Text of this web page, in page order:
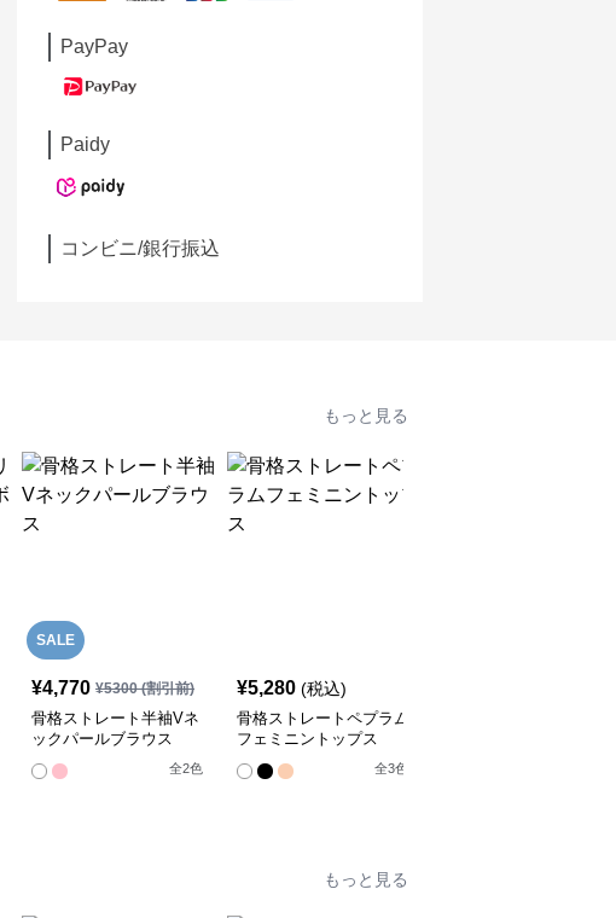
PayPay
Paidy
コンビニ/銀行振込
もっと見る
SALE
¥4,770 ¥5300(割引前)
骨格ストレート半袖Vネ
ックパールブラウス
全2色
¥5,280 (税込)
骨格ストレートペプラム
フェミニントップス
全3色
もっと見る